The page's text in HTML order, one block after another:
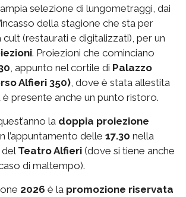
selezione di lungometraggi, dai
della stagione che sta per
(restaurati e digitalizzati), per un
. Proiezioni che cominciano
, appunto nel cortile di Palazzo
Alfieri 350) , dove è stata allestita
presente anche un punto ristoro.
la doppia proiezione
l’appuntamento delle 17.30 nella
del Teatro Alfieri (dove si tiene anche
di maltempo).
2026 è la promozione riservata